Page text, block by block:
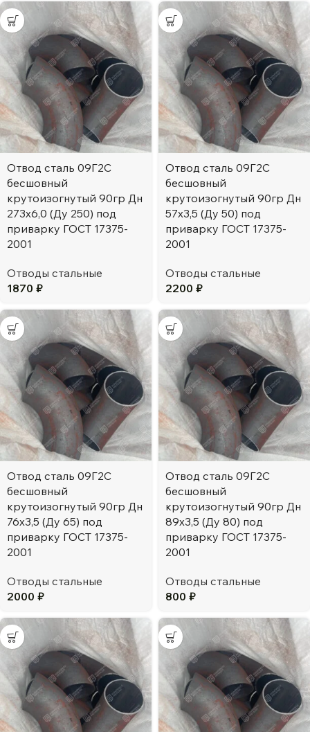
Отвод сталь 09Г2С
бесшовный
крутоизогнутый 90гр Дн
273х6,0 (Ду 250) под
приварку ГОСТ 17375-
2001
Отводы стальные
1870 ₽
Отвод сталь 09Г2С
бесшовный
крутоизогнутый 90гр Дн
57х3,5 (Ду 50) под
приварку ГОСТ 17375-
2001
Отводы стальные
2200 ₽
Отвод сталь 09Г2С
бесшовный
крутоизогнутый 90гр Дн
76х3,5 (Ду 65) под
приварку ГОСТ 17375-
2001
Отводы стальные
2000 ₽
Отвод сталь 09Г2С
бесшовный
крутоизогнутый 90гр Дн
89х3,5 (Ду 80) под
приварку ГОСТ 17375-
2001
Отводы стальные
800 ₽